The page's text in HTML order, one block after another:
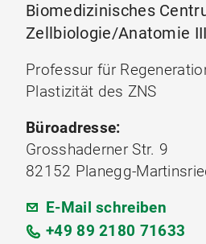
Biomedizinisches
Zellbiologie/Anatomie III
Professur für
Plastizität des ZNS
Büroadresse:
Grosshaderner Str. 9
82152 Planegg-
E-Mail schreiben
+49 89 2180 71633